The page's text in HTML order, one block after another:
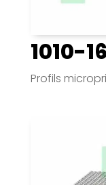
1010-
Profils